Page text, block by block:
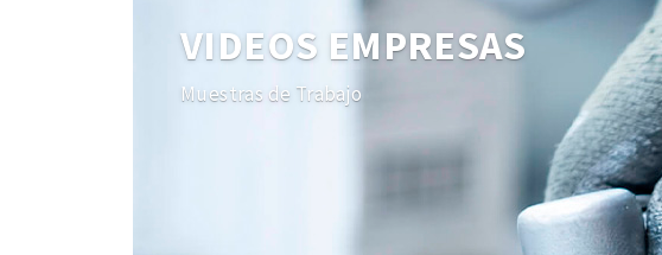
VIDEOS EMPRESAS
Muestras de Trabajo